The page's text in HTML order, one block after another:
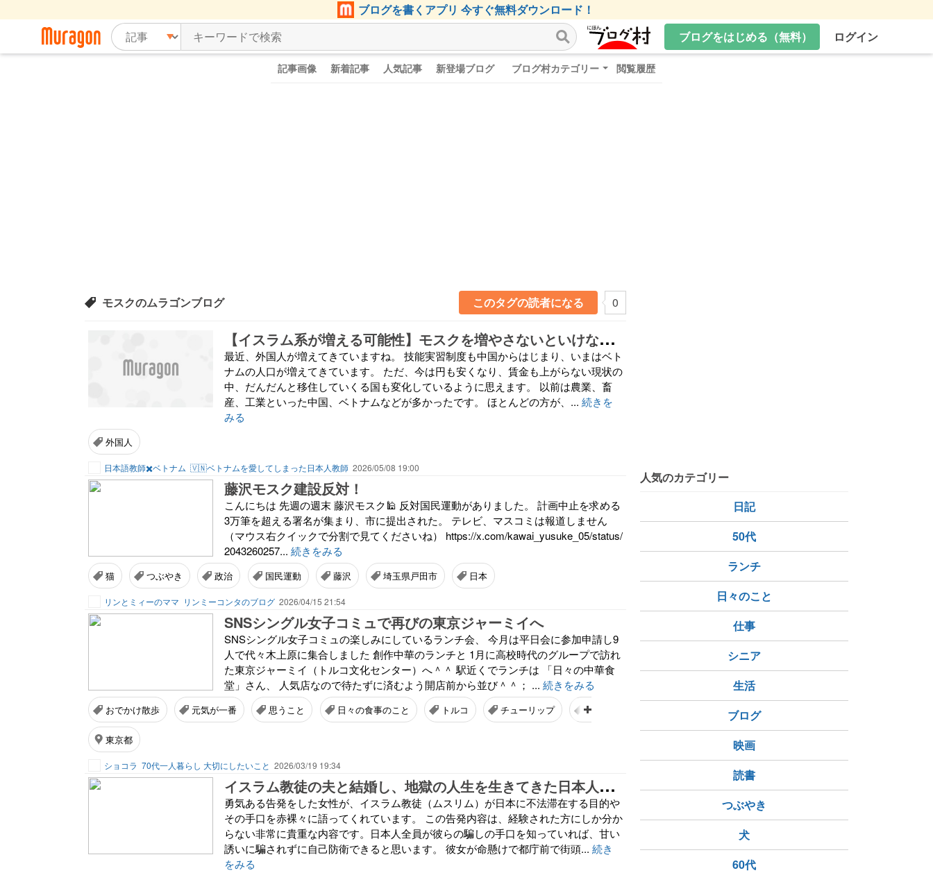
ブログを書くアプリ 今すぐ無料ダウンロード！
ブログをはじめる（無料）
ログイン
記事画像 新着記事 人気記事 新登場ブログ ブログ村カテゴリー 閲覧履歴
モスクのムラゴンブログ このタグの読者になる 0
【
イスラム系が増える可能性】モスクを増やさないといけない理由
最近、外国人が増えてきていますね。 技能実習制度も中国からはじまり、いまはベト
ナムの人口が増えてきています。 ただ、今は円も安くなり、賃金も上がらない現状の
中、だんだんと移住していくる国も変化しているように思えます。 以前は農業、畜
産、工業といった中国、ベトナムなどが多かったです。 ほとんどの方が、... 続きを
みる
外国人
日本語教師✖️ベトナム 🇻🇳ベトナムを愛してしまった日本人教師 2026/05/08 19:00
藤沢モスク建設反対！
こんにちは 先週の週末 藤沢モスク🕌 反対国民運動がありました。 計画中止を求める
3万筆を超える署名が集まり、市に提出された。 テレビ、マスコミは報道しません
（マウス右クイックで分割で見てくださいね） https://x.com/kawai_yusuke_05/status/
2043260257... 続きをみる
猫 つぶやき 政治 国民運動 藤沢 埼玉県戸田市 日本
リンとミィーのママ リンミーコンタのブログ 2026/04/15 21:54
SNSシングル女子コミュで再びの東京ジャーミイへ
SNSシングル女子コミュの楽しみにしているランチ会、 今月は平日会に参加申請し9
人で代々木上原に集合しました 創作中華のランチと 1月に高校時代のグループで訪れ
た東京ジャーミイ（トルコ文化センター）へ＾＾ 駅近くでランチは 「日々の中華食
堂」さん、 人気店なので待たずに済むよう開店前から並び＾＾； ... 続きをみる
おでかけ散歩 元気が一番 思うこと 日々の食事のこと トルコ チューリップ アジ
東京都
ショコラ 70代一人暮らし 大切にしたいこと 2026/03/19 19:34
イ
スラム教徒の夫と結婚し、地獄の人生を生きてきた日本人女性の勇気ある告発
勇気ある告発をした女性が、イスラム教徒（ムスリム）が日本に不法滞在する目的や
その手口を赤裸々に語ってくれています。 この告発内容は、経験された方にしか分か
らない非常に貴重な内容です。日本人全員が彼らの騙しの手口を知っていれば、甘い
誘いに騙されずに自己防衛できると思います。 彼女が命懸けで都庁前で街頭... 続き
をみる
人気のカテゴリー
日記
50代
ランチ
日々のこと
仕事
シニア
生活
ブログ
映画
読書
つぶやき
犬
60代